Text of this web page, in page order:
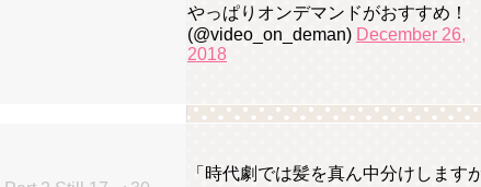
やっぱりオンデマンドがおすすめ！
(@video_on_deman) December 26,
2018
「時代劇では髪を真ん中分けします